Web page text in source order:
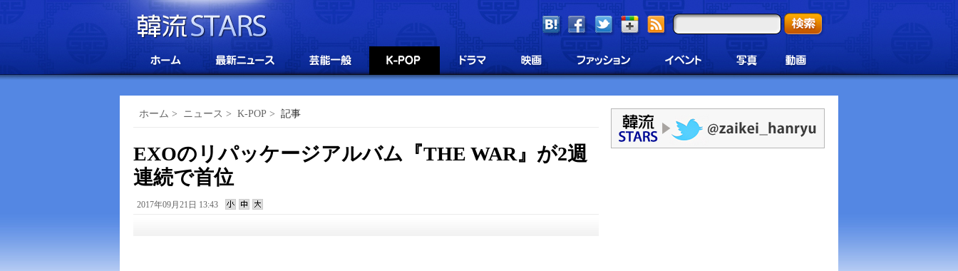
ホーム > ニュース > K-POP > 記事
EXOのリパッケージアルバム『THE WAR』が2週
連続で首位
2017年09月21日 13:43